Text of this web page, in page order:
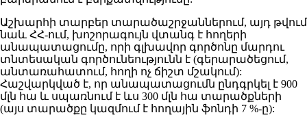
Աշխարհի տարբեր տարածաշրջաններում, այդ թվում
նաև ՀՀ-ում, խոշորագույն վտանգ է հողերի
անապատացումը, որի գլխավոր գործոնը մարդու
տնտեսական գործունեությունն է (գերարածեցում,
անտառահատում, հողի ոչ ճիշտ մշակում):
Հաշվարկված է, որ անապատացումն ընդգրկել է 900
մլն հա և սպառնում է ևս 300 մլն հա տարածքների
(այս տարածքը կազմում է հողային ֆոնդի 7 %-ը):